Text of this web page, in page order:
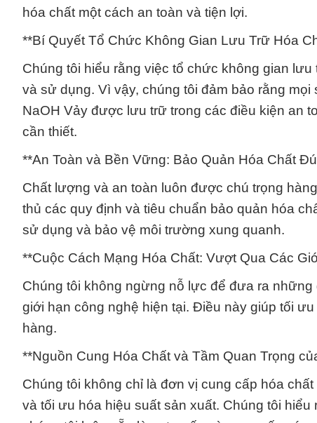
hóa chất một cách an toàn và tiện lợi.
**Bí Quyết Tổ Chức Không Gian Lưu Trữ Hóa
Chúng tôi hiểu rằng việc tổ chức không gian
và sử dụng. Vì vậy, chúng tôi đảm bảo rằng
NaOH Vảy được lưu trữ trong các điều kiện an
cần thiết.
**An Toàn và Bền Vững: Bảo Quản Hóa Chất
Chất lượng và an toàn luôn được chú trọng
thủ các quy định và tiêu chuẩn bảo quản hóa
sử dụng và bảo vệ môi trường xung quanh.
**Cuộc Cách Mạng Hóa Chất: Vượt Qua Các
Chúng tôi không ngừng nỗ lực để đưa ra
giới hạn công nghệ hiện tại. Điều này giúp tối
hàng.
**Nguồn Cung Hóa Chất và Tầm Quan Trọng
Chúng tôi không chỉ là đơn vị cung cấp hóa
và tối ưu hóa hiệu suất sản xuất. Chúng tôi